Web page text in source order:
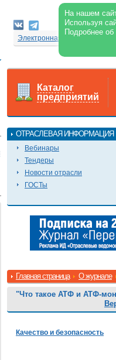
На нашем
Используя
Подробнее
Электронная версия
Каталог
предприятий
ОТРАСЛЕВАЯ ИНФОРМАЦИЯ
Вебинары
Тендеры
Новости отрасли
ГОСТы
Главная страница О журнале
"Что такое АТФ и АТФ-
Качество и безопасность